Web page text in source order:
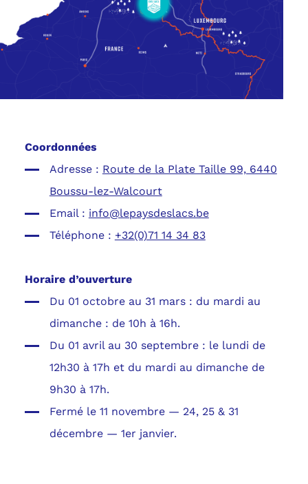
Coordonnées
Adresse : Route de la Plate Taille 99, 6440
Boussu-lez-Walcourt
Email : info@lepaysdeslacs.be
Téléphone : +32(0)71 14 34 83
Horaire d’ouverture
Du 01 octobre au 31 mars : du mardi au
dimanche : de 10h à 16h.
Du 01 avril au 30 septembre : le lundi de
12h30 à 17h et du mardi au dimanche de
9h30 à 17h.
Fermé le 11 novembre — 24, 25 & 31
décembre — 1er janvier.